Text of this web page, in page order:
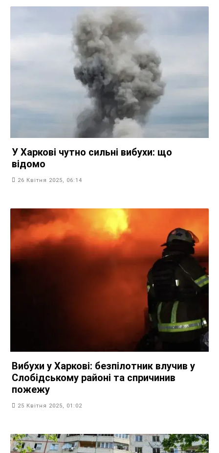
У Харкові чутно сильні вибухи: що
відомо
26 Квітня 2025, 06:14
Вибухи у Харкові: безпілотник влучив у
Слобідському районі та спричинив
пожежу
25 Квітня 2025, 01:02